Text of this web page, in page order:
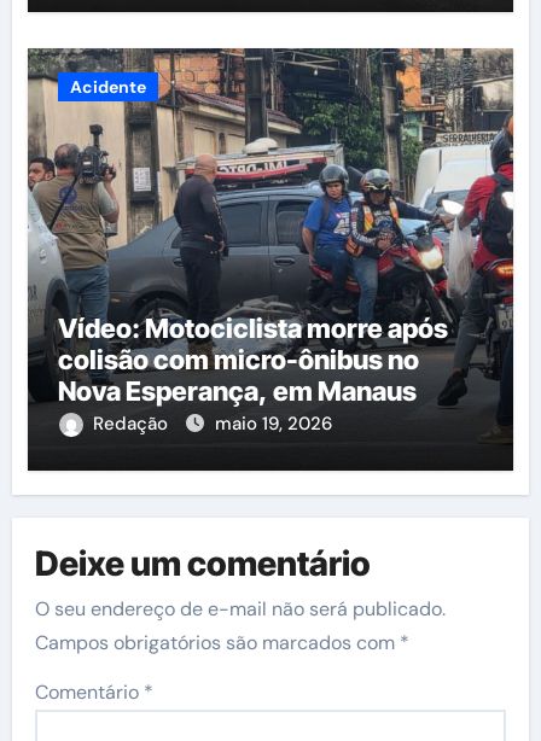
Acidente
Vídeo: Motociclista morre após
colisão com micro-ônibus no
Nova Esperança, em Manaus
Redação maio 19, 2026
Deixe um comentário
O seu endereço de e-mail não será publicado.
Campos obrigatórios são marcados com *
Comentário *